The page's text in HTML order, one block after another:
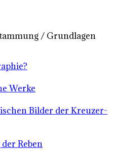
/ Grundlagen
Werke
Bilder der Kreuzer-
Reben